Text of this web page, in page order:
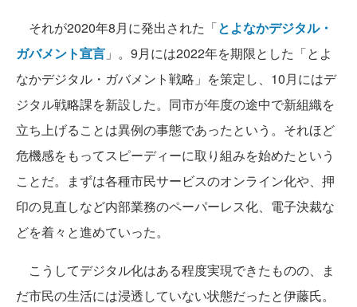
それが2020年8月に発出された「とよなかデジタル・
ガバメント宣言 」。9月には2022年を期限とした「とよ
なかデジタル・ガバメント戦略」を策定し、10月にはデ
ジタル戦略課を新設した。同市が年度の途中で新組織を
立ち上げることは異例の事態であったという。それほど
危機感をもってスピーディーに取り組みを始めたという
ことだ。まずは各種市民サービスのオンライン化や、押
印の見直しなど内部業務のペーパーレス化、電子決裁な
どを着々と進めていった。
こうしてデジタル化はある程度実現できたものの、ま
だ市民の生活には浸透していない状態だったと伊藤氏。